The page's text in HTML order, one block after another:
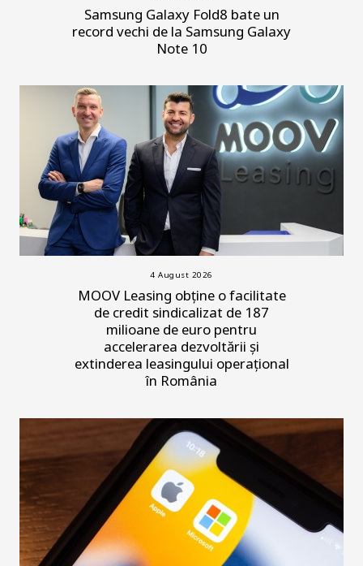
Samsung Galaxy Fold8 bate un
record vechi de la Samsung Galaxy
Note 10
4 August 2026
MOOV Leasing obține o facilitate
de credit sindicalizat de 187
milioane de euro pentru
accelerarea dezvoltării și
extinderea leasingului operațional
în România